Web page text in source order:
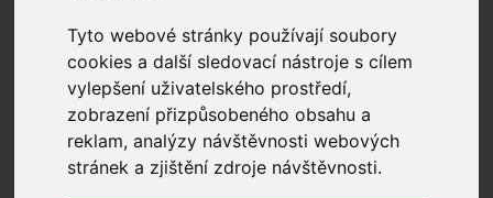
Tyto webové stránky používají soubory
cookies a další sledovací nástroje s cílem
vylepšení uživatelského prostředí,
zobrazení přizpůsobeného obsahu a
reklam, analýzy návštěvnosti webových
stránek a zjištění zdroje návštěvnosti.
ochrana